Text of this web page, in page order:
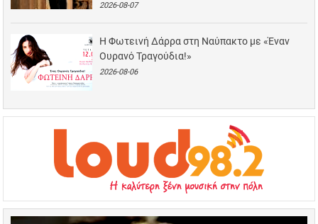
2026-08-07
Η Φωτεινή Δάρρα στη Ναύπακτο με «Έναν
Ουρανό Τραγούδια!»
2026-08-06